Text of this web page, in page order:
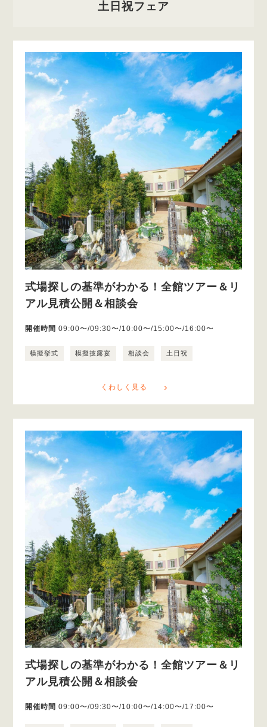
土日祝フェア
式場探しの基準がわかる！全館ツアー＆リ
アル見積公開＆相談会
開催時間 09:00〜/09:30〜/10:00〜/15:00〜/16:00〜
模擬挙式 模擬披露宴 相談会 土日祝
くわしく見る
式場探しの基準がわかる！全館ツアー＆リ
アル見積公開＆相談会
開催時間 09:00〜/09:30〜/10:00〜/14:00〜/17:00〜